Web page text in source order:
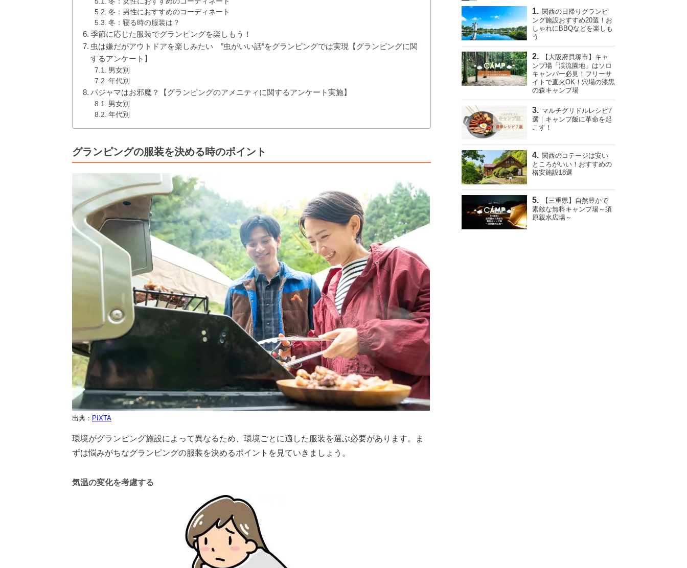
冬：男性におすすめのコーディネート
冬：寝る時の服装は？
季節に応じた服装でグランピングを楽しもう！
虫は嫌だがアウトドアを楽しみたい ”虫がいい話”をグランピングでは実現【グランピングに関
するアンケート】
男女別
年代別
パジャマはお邪魔？【グランピングのアメニティに関するアンケート実施】
男女別
年代別
グランピングの服装を決める時のポイント
出典： PIXTA
環境がグランピング施設によって異なるため、環境ごとに適した服装を選ぶ必要があります。ま
ずは悩みがちなグランピングの服装を決めるポイントを見ていきましょう。
気温の変化を考慮する
関西の日帰りグランピ
ング施設おすすめ20選！お
しゃれにBBQなどを楽しも
う
【大阪府貝塚市】キャ
ンプ場「渓流園地」はソロ
キャンパー必見！フリーサ
イトで直火OK！穴場の漆黒
の森キャンプ場
マルチグリドルレシピ7
選｜キャンプ飯に革命を起
こす！
関西のコテージは安い
ところがいい！おすすめの
格安施設18選
【三重県】自然豊かで
素敵な無料キャンプ場～須
原親水広場～